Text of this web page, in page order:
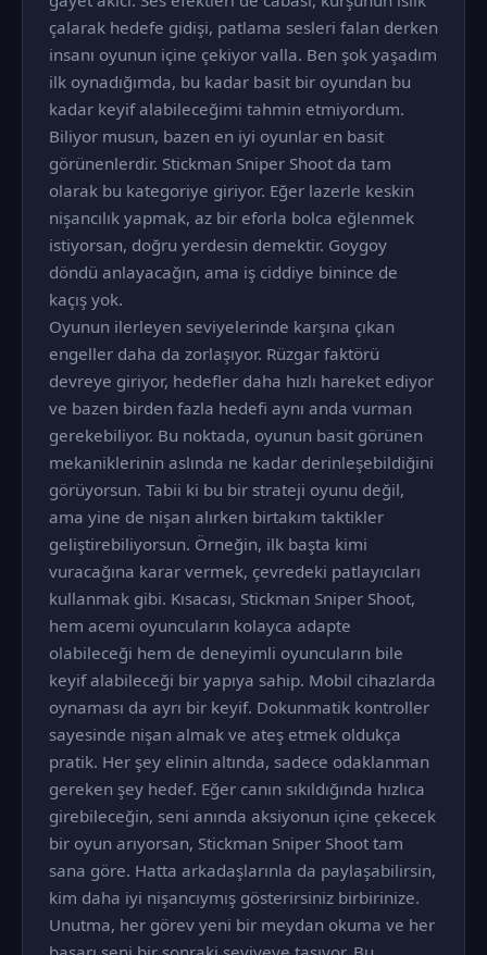
çalarak hedefe gidişi, patlama sesleri falan derken
insanı oyunun içine çekiyor valla. Ben şok yaşadım
ilk oynadığımda, bu kadar basit bir oyundan bu
kadar keyif alabileceğimi tahmin etmiyordum.
Biliyor musun, bazen en iyi oyunlar en basit
görünenlerdir. Stickman Sniper Shoot da tam
olarak bu kategoriye giriyor. Eğer lazerle keskin
nişancılık yapmak, az bir eforla bolca eğlenmek
istiyorsan, doğru yerdesin demektir. Goygoy
döndü anlayacağın, ama iş ciddiye binince de
kaçış yok.
Oyunun ilerleyen seviyelerinde karşına çıkan
engeller daha da zorlaşıyor. Rüzgar faktörü
devreye giriyor, hedefler daha hızlı hareket ediyor
ve bazen birden fazla hedefi aynı anda vurman
gerekebiliyor. Bu noktada, oyunun basit görünen
mekaniklerinin aslında ne kadar derinleşebildiğini
görüyorsun. Tabii ki bu bir strateji oyunu değil,
ama yine de nişan alırken birtakım taktikler
geliştirebiliyorsun. Örneğin, ilk başta kimi
vuracağına karar vermek, çevredeki patlayıcıları
kullanmak gibi. Kısacası, Stickman Sniper Shoot,
hem acemi oyuncuların kolayca adapte
olabileceği hem de deneyimli oyuncuların bile
keyif alabileceği bir yapıya sahip. Mobil cihazlarda
oynaması da ayrı bir keyif. Dokunmatik kontroller
sayesinde nişan almak ve ateş etmek oldukça
pratik. Her şey elinin altında, sadece odaklanman
gereken şey hedef. Eğer canın sıkıldığında hızlıca
girebileceğin, seni anında aksiyonun içine çekecek
bir oyun arıyorsan, Stickman Sniper Shoot tam
sana göre. Hatta arkadaşlarınla da paylaşabilirsin,
kim daha iyi nişancıymış gösterirsiniz birbirinize.
Unutma, her görev yeni bir meydan okuma ve her